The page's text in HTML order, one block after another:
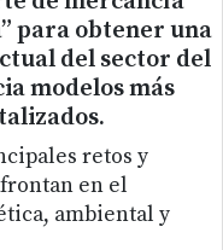
para obtener una
del sector del
modelos más
retos y
en el
ambiental y